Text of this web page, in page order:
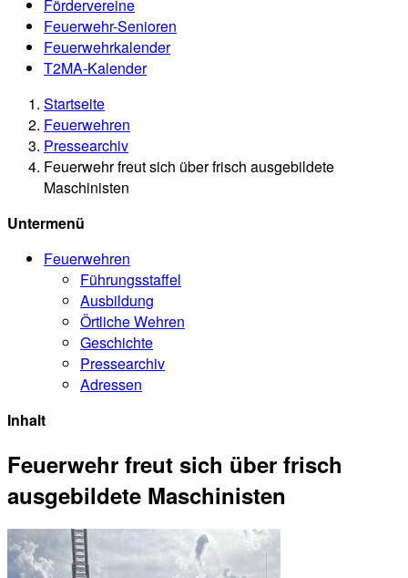
Fördervereine
Feuerwehr-Senioren
Feuerwehrkalender
T2MA-Kalender
Startseite
Feuerwehren
Pressearchiv
Feuerwehr freut sich über frisch ausgebildete
Maschinisten
Untermenü
Feuerwehren
Führungsstaffel
Ausbildung
Örtliche Wehren
Geschichte
Pressearchiv
Adressen
Inhalt
Feuerwehr freut sich über frisch
ausgebildete Maschinisten